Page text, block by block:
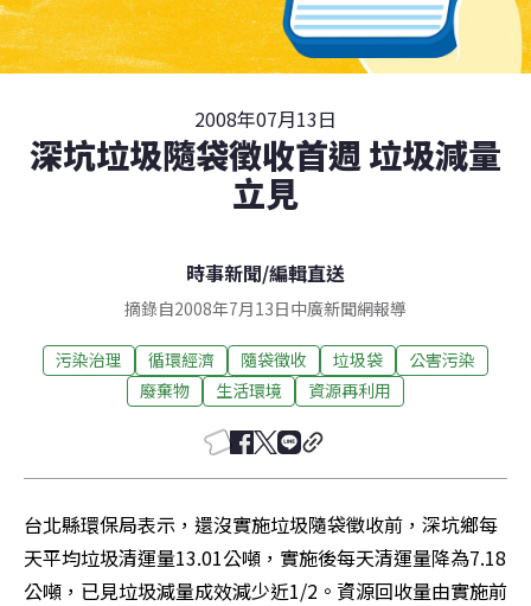
2008年07月13日
深坑垃圾隨袋徵收首週 垃圾減量
立見
時事新聞/編輯直送
摘錄自2008年7月13日中廣新聞網報導
污染治理 循環經濟 隨袋徵收 垃圾袋
公害污染
廢棄物
生活環境 資源再利用
台北縣環保局表示，還沒實施垃圾隨袋徵收前，深坑鄉每
天平均垃圾清運量13.01公噸，實施後每天清運量降為7.18
公噸，已見垃圾減量成效減少近1/2。資源回收量由實施前